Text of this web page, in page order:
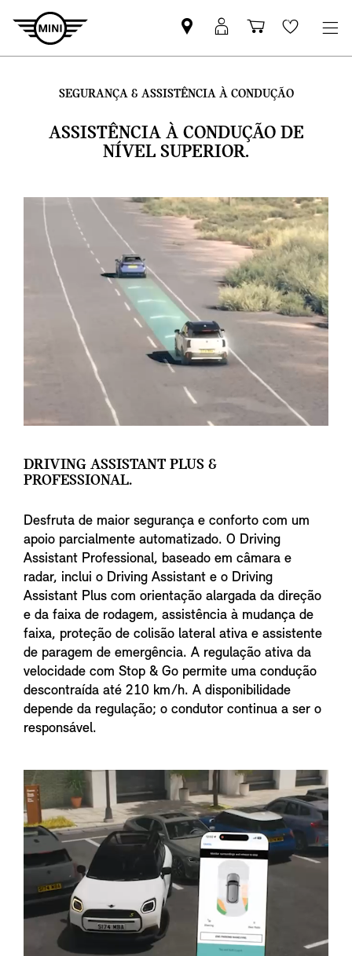
Pesquisar
parceiro
Iniciar
sessão
Carrinho
de
Wishlist
SEGURANÇA & ASSISTÊNCIA À CONDUÇÃO
ASSISTÊNCIA À CONDUÇÃO DE
NÍVEL SUPERIOR.
DRIVING ASSISTANT PLUS &
PROFESSIONAL.
Desfruta de maior segurança e conforto com um
apoio parcialmente automatizado. O Driving
Assistant Professional, baseado em câmara e
radar, inclui o Driving Assistant e o Driving
Assistant Plus com orientação alargada da direção
e da faixa de rodagem, assistência à mudança de
faixa, proteção de colisão lateral ativa e assistente
de paragem de emergência. A regulação ativa da
velocidade com Stop & Go permite uma condução
descontraída até 210 km/h. A disponibilidade
depende da regulação; o condutor continua a ser o
responsável.